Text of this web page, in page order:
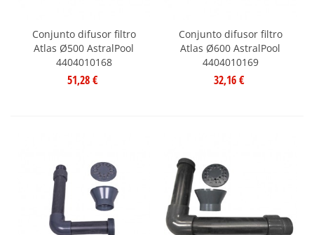
Conjunto difusor filtro
Atlas Ø500 AstralPool
4404010168
51,28 €
Conjunto difusor filtro
Atlas Ø600 AstralPool
4404010169
32,16 €